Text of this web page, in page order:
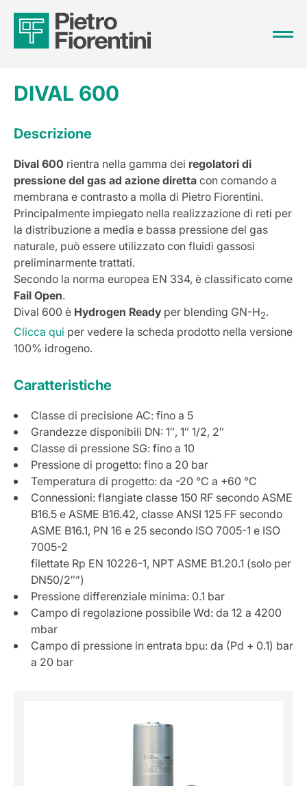
DIVAL 600
Descrizione
Dival 600 rientra nella gamma dei regolatori di
pressione del gas ad azione diretta con comando a
membrana e contrasto a molla di Pietro Fiorentini.
Principalmente impiegato nella realizzazione di reti per
la distribuzione a media e bassa pressione del gas
naturale, può essere utilizzato con fluidi gassosi
preliminarmente trattati.
Secondo la norma europea EN 334, è classificato come
Fail Open.
Dival 600 è Hydrogen Ready per blending GN-H2.
Clicca qui per vedere la scheda prodotto nella versione
100% idrogeno.
Caratteristiche
Classe di precisione AC: fino a 5
Grandezze disponibili DN: 1″, 1″ 1/2, 2″
Classe di pressione SG: fino a 10
Pressione di progetto: fino a 20 bar
Temperatura di progetto: da -20 °C a +60 °C
Connessioni: flangiate classe 150 RF secondo ASME
B16.5 e ASME B16.42, classe ANSI 125 FF secondo
ASME B16.1, PN 16 e 25 secondo ISO 7005-1 e ISO
7005-2
filettate Rp EN 10226-1, NPT ASME B1.20.1 (solo per
DN50/2″”)
Pressione differenziale minima: 0.1 bar
Campo di regolazione possibile Wd: da 12 a 4200
mbar
Campo di pressione in entrata bpu: da (Pd + 0.1) bar
a 20 bar